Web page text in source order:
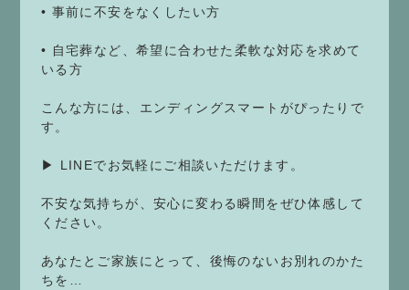
• 事前に不安をなくしたい方
• 自宅葬など、希望に合わせた柔軟な対応を求めて
いる方
こんな方には、エンディングスマートがぴったりで
す。
▶︎ LINEでお気軽にご相談いただけます。
不安な気持ちが、安心に変わる瞬間をぜひ体感して
ください。
あなたとご家族にとって、後悔のないお別れのかた
ちを…